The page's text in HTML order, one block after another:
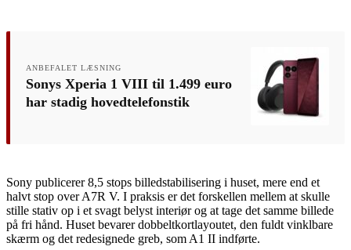
ANBEFALET LÆSNING
Sonys Xperia 1 VIII til 1.499 euro
har stadig hovedtelefonstik
Sony publicerer 8,5 stops billedstabilisering i huset, mere end et
halvt stop over A7R V. I praksis er det forskellen mellem at skulle
stille stativ op i et svagt belyst interiør og at tage det samme billede
på fri hånd. Huset bevarer dobbeltkortlayoutet, den fuldt vinklbare
skærm og det redesignede greb, som A1 II indførte.